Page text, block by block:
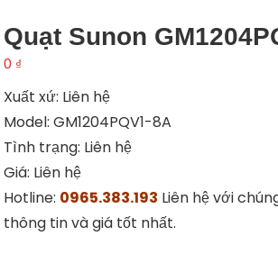
Quạt Sunon
0 ₫
Xuất xứ: Liên hệ
Model: GM1204PQV1-8A
Tình trạng: Liên hệ
Giá: Liên hệ
Hotline: 0965.383.193 Liên hệ với
thông tin và giá tốt nhất.